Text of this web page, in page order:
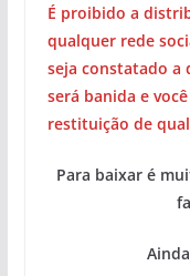
É proibido a
qualquer rede
seja constatado a
será banida e
restituição de
Para baixar é